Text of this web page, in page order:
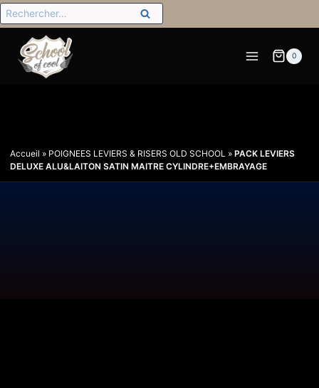
0
Accueil » POIGNEES LEVIERS & RISERS OLD SCHOOL » PACK LEVIERS
DELUXE ALU&LAITON SATIN MAITRE CYLINDRE+EMBRAYAGE